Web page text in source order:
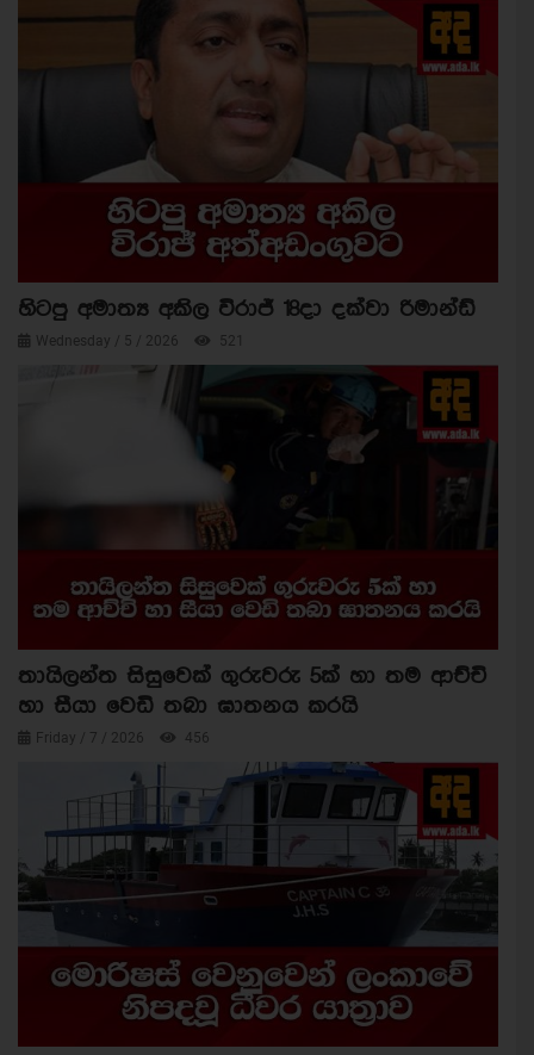
හිටපු අමාත්‍ය අකිල විරාජ් 18දා දක්වා රිමාන්ඩ්
Wednesday / 5 / 2026 521
තායිලන්ත සිසුවෙක් ගුරුවරු 5ක් හා තම ආච්චි
හා සීයා වෙඩි තබා ඝාතනය කරයි
Friday / 7 / 2026 456